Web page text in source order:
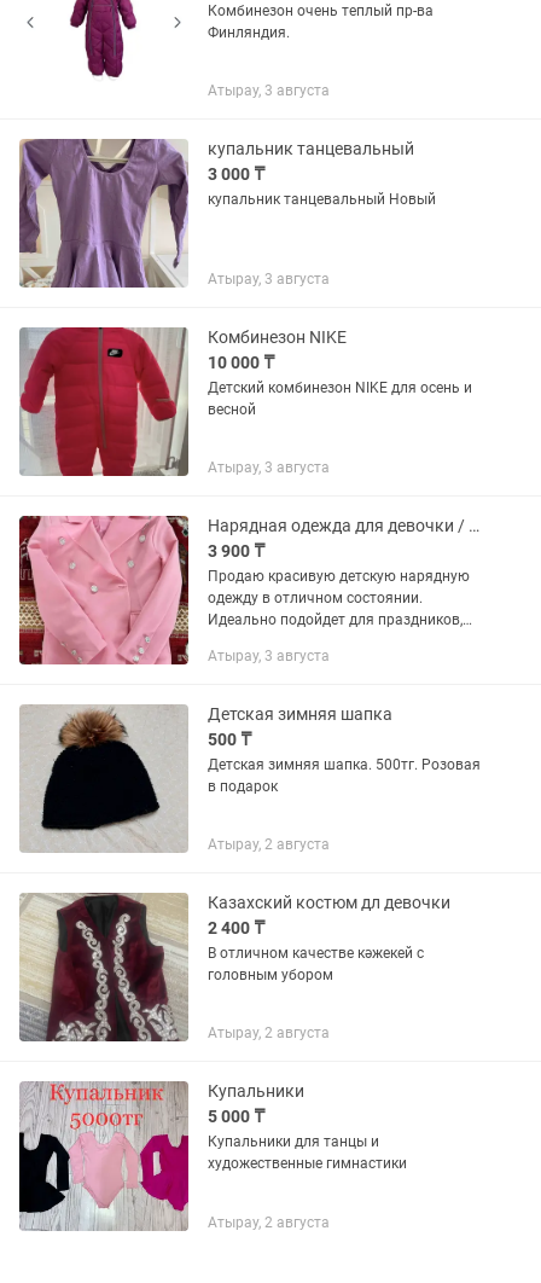
Комбинезон очень теплый пр-ва
Финляндия.
Атырау, 3 августа
купальник танцевальный
3 000 ₸
купальник танцевальный Новый
Атырау, 3 августа
Комбинезон NIKE
10 000 ₸
Детский комбинезон NIKE для осень и
весной
Атырау, 3 августа
Нарядная одежда для девочки / праздничные костюмы на утренник
3 900 ₸
Продаю красивую детскую нарядную
одежду в отличном состоянии.
Идеально подойдет для праздников,
рождения и других торжеств. В наборе:
Атырау, 3 августа
Детская зимняя шапка
500 ₸
Детская зимняя шапка. 500тг. Розовая
в подарок
Атырау, 2 августа
Казахский костюм дл девочки
2 400 ₸
В отличном качестве кәжекей с
головным убором
Атырау, 2 августа
Купальники
5 000 ₸
Купальники для танцы и
художественные гимнастики
Атырау, 2 августа